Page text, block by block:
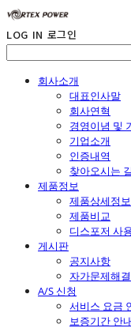
LOG IN 로그인
회사소개
대표인사말
회사연혁
경영이념 및
기업소개
인증내역
찾아오시는 길
제품정보
제품상세정보
제품비교
디스포저 사
게시판
공지사항
자가문제해결
A/S 신청
서비스 요금
보증기간 안내